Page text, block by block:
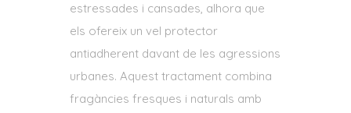
estressades i cansades, alhora que
els ofereix un vel protector
antiadherent davant de les agressions
urbanes. Aquest tractament combina
fragàncies fresques i naturals amb